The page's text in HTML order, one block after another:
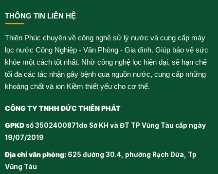
THÔNG TIN LIÊN HỆ
Thiên Phúc chuyên về công nghệ sử lý nước và cung cấp máy
lọc nước Công Nghiệp - Văn Phòng - Gia đình. Giúp bảo vệ sức
khỏe một cách tốt nhất. Nhờ công nghệ lọc hiện đại, sẽ hạn chế
tối đa các tác nhận gây bệnh qua nguồn nước, cung cấp những
khoáng chất và ion Kiềm thiết yếu cho cơ thể.
CÔNG TY TNHH ĐỨC THIÊN PHÁT
GPKDsố 3502400871do Sở KH và ĐT TP Vũng Tàu cấp ngày
19/07/2019
Địa chỉ văn phòng:625 đường 30.4, phường Rạch Dừa, Tp
Vũng Tàu